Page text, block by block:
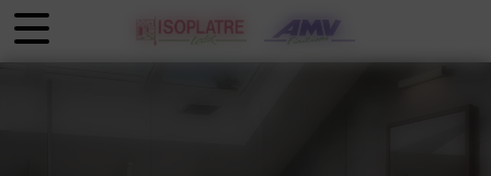
Panneau de gestion des cookies